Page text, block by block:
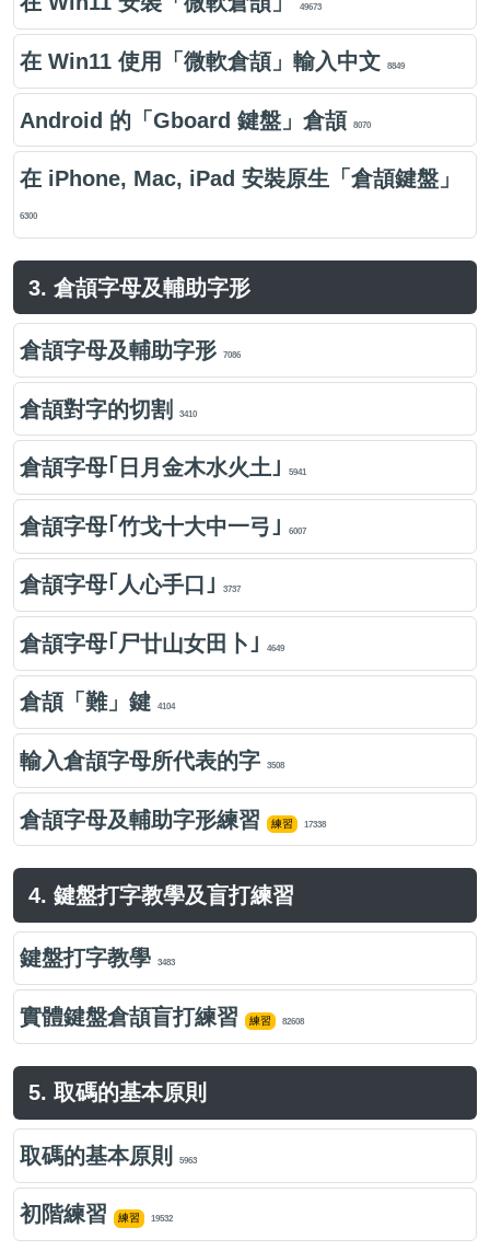
49673
在 Win11 使用「微軟倉頡」輸入中文 8849
Android 的「Gboard 鍵盤」倉頡 8070
在 iPhone, Mac, iPad 安裝原生「倉頡鍵盤」
6300
3. 倉頡字母及輔助字形
倉頡字母及輔助字形 7086
倉頡對字的切割 3410
倉頡字母｢日月金木水火土｣ 5941
倉頡字母｢竹戈十大中一弓｣ 6007
倉頡字母｢人心手口｣ 3737
倉頡字母｢尸廿山女田卜｣ 4649
倉頡「難」鍵 4104
輸入倉頡字母所代表的字 3508
倉頡字母及輔助字形練習 練習 17338
4. 鍵盤打字教學及盲打練習
鍵盤打字教學 3483
實體鍵盤倉頡盲打練習 練習 82608
5. 取碼的基本原則
取碼的基本原則 5963
初階練習 練習 19532